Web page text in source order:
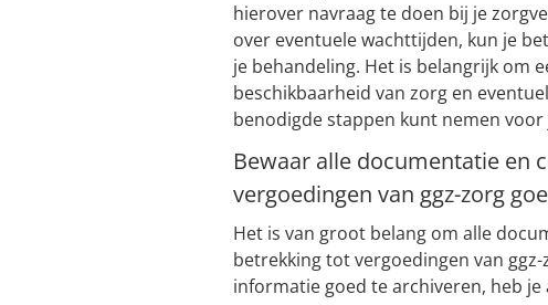
hierover navraag te doen bij je
over eventuele wachttijden, kun je
je behandeling. Het is belangrijk om
beschikbaarheid van zorg en
benodigde stappen kunt nemen voor
Bewaar alle documentatie en
vergoedingen van ggz-zorg
Het is van groot belang om alle
betrekking tot vergoedingen van
informatie goed te archiveren, heb